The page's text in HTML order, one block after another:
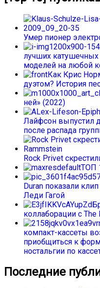
Умер пионер
лучших
моделей на любой
Как Крис
дуэтом? История
ней» (2022)
Лайфсон выпустил
после распада
Rock Privet
ТОП
Duran показали
Леди Гагой
коллаборации с The
компакт-кассеты
приобщиться к
ностальгии по
Последние